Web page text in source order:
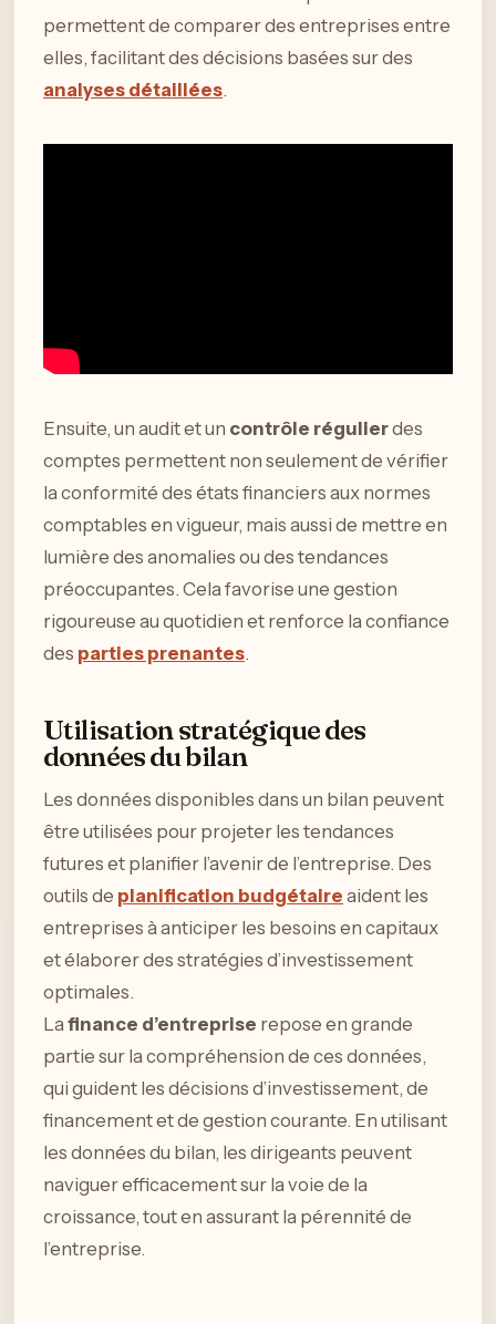
permettent de comparer des entreprises entre
elles, facilitant des décisions basées sur des
analyses détaillées.
Ensuite, un audit et un contrôle régulierdes
comptes permettent non seulement de vérifier
la conformité des états financiers aux normes
comptables en vigueur, mais aussi de mettre en
lumière des anomalies ou des tendances
préoccupantes. Cela favorise une gestion
rigoureuse au quotidien et renforce la confiance
des parties prenantes.
Utilisation stratégique des
données du bilan
Les données disponibles dans un bilan peuvent
être utilisées pour projeter les tendances
futures et planifier l’avenir de l’entreprise. Des
outils de planification budgétaire aident les
entreprises à anticiper les besoins en capitaux
et élaborer des stratégies d’investissement
optimales.
Lafinance d’entreprise repose en grande
partie sur la compréhension de ces données,
qui guident les décisions d’investissement, de
financement et de gestion courante. En utilisant
les données du bilan, les dirigeants peuvent
naviguer efficacement sur la voie de la
croissance, tout en assurant la pérennité de
l’entreprise.